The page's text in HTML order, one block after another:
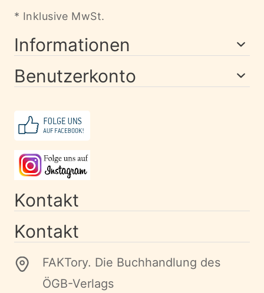
* Inklusive MwSt.
Informationen
Benutzerkonto
Kontakt
Kontakt
FAKTory. Die Buchhandlung des
ÖGB-Verlags